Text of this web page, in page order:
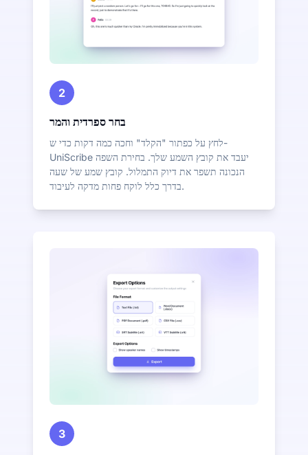
2
בחר ספרדית והמר
לחץ על כפתור "הקלד" וחכה כמה דקות כדי ש-
UniScribe יעבד את קובץ השמע שלך. בחירת השפה
הנכונה תשפר את דיוק התמלול. קובץ שמע של שעה
בדרך כלל לוקח פחות מדקה לעיבוד.
3